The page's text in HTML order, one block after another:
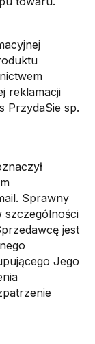
reklamacji
PrzydaSie sp.
Sprawny
szczególności
jest
Jego